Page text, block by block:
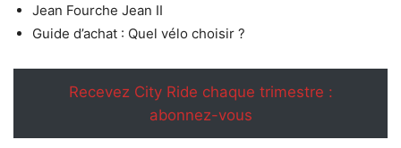
Jean Fourche Jean II
Guide d’achat : Quel vélo choisir ?
Recevez City Ride chaque trimestre :
abonnez-vous